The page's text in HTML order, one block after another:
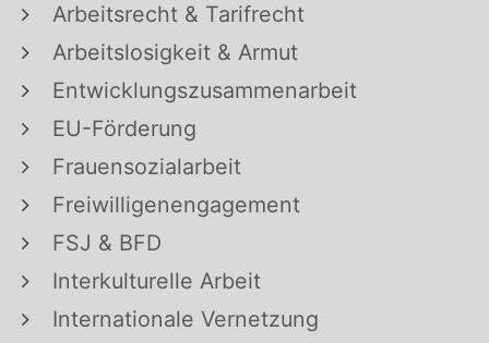
Arbeitsrecht & Tarifrecht
Arbeitslosigkeit & Armut
Entwicklungszusammenarbeit
EU-Förderung
Frauensozialarbeit
Freiwilligenengagement
FSJ & BFD
Interkulturelle Arbeit
Internationale Vernetzung